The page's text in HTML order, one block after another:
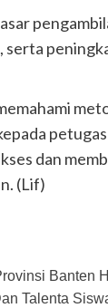
dan
(Lif)
Banten
Talenta